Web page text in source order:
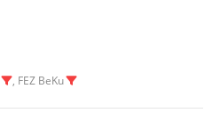
, FEZ BeKu